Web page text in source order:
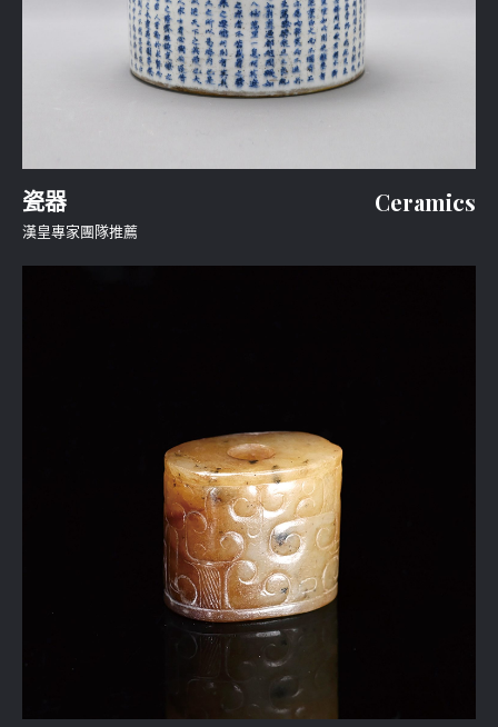
瓷器 Ceramics
漢皇專家團隊推薦